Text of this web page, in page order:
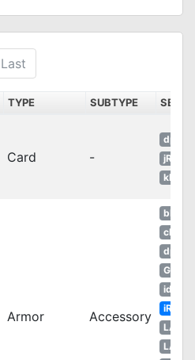
Last
TYPE SUBTYPE
Card -
dpRO
jRO
kROM
Armor Accessory
bRO
cRO
dpROS
GGH
idRO
iRO